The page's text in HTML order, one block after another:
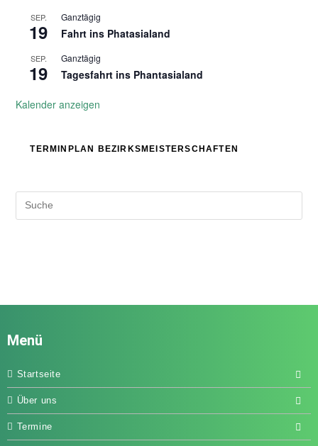
SEP.
19
Ganztägig
Fahrt ins Phatasialand
SEP.
19
Ganztägig
Tagesfahrt ins Phantasialand
Kalender anzeigen
TERMINPLAN BEZIRKSMEISTERSCHAFTEN
Menü
Startseite
Über uns
Termine